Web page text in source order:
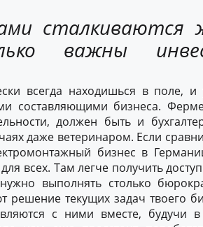
сталкиваются
важны
всегда находишься в поле,
составляющими бизнеса.
должен быть и
даже ветеринаром. Если
бизнес в
всех. Там легче получить
выполнять столько
решение текущих задач твоего
с ними вместе, будучи в